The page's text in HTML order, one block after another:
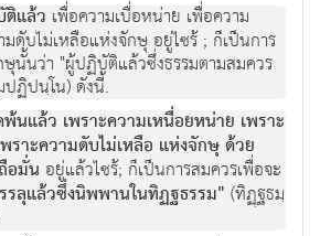
แล้ว เพื่อความเบื่อหน่าย เพื่อความ
ดับไม่เหลือแห่งจักษุ อยู่ไซร้ ; ก็เป็นการ
ษุนั้นว่า "ผู้ปฏิบัติแล้วซึ่งธรรมตามสมควร
ปฏิปนฺโน) ดังนี้.
นแล้ว เพราะความเหนื่อยหน่าย เพราะ
ราะความดับไม่เหลือ แห่งจักษุ ด้วย
อมั่น อยู่แล้วไซร้; ก็เป็นการสมควรเพื่อจะ
รลุแล้วซึ่งนิพพานในทิฏฐธรรม" (ทิฏฺฐธมฺ